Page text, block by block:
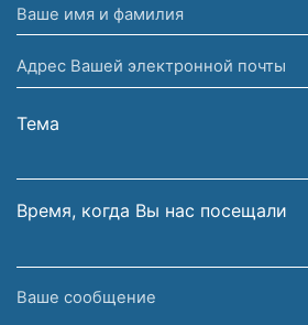
Ваше
имя
и
фамилия
Адрес
Вашей
электронной
Тема
Время, когда Вы нас посещали
Ваше